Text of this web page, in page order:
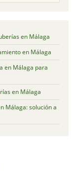
en Málaga
en Málaga
en Málaga para
en Málaga
Málaga: solución a